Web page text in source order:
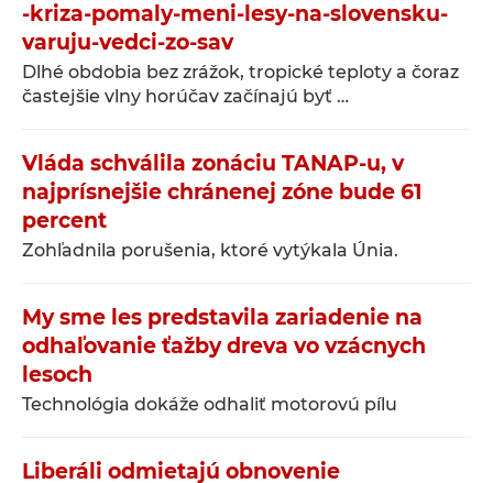
-kriza-pomaly-meni-lesy-na-slovensku-
varuju-vedci-zo-sav
Dlhé obdobia bez zrážok, tropické teploty a čoraz
častejšie vlny horúčav začínajú byť …
Vláda schválila zonáciu TANAP-u, v
najprísnejšie chránenej zóne bude 61
percent
Zohľadnila porušenia, ktoré vytýkala Únia.
My sme les predstavila zariadenie na
odhaľovanie ťažby dreva vo vzácnych
lesoch
Technológia dokáže odhaliť motorovú pílu
Liberáli odmietajú obnovenie